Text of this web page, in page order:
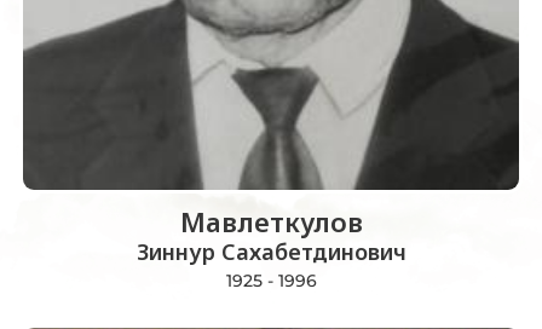
Мавлеткулов
Зиннур Сахабетдинович
1925 - 1996